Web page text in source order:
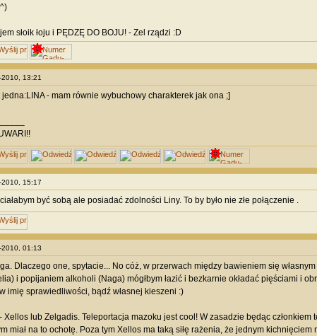
słoik łoju i PĘDZĘ DO BOJU! - Zel rządzi :D
2010, 13:21
- mam równie wybuchowy charakterek jak ona ;]
2010, 15:17
być sobą ale posiadać zdolności Liny. To by było nie złe połączenie .
2010, 01:13
Dlaczego one, spytacie... No cóż, w przerwach między bawieniem się
i popijaniem alkoholi (Naga) mógłbym łazić i bezkarnie okładać pięściami i
imię sprawiedliwości, bądź własnej kieszeni :)
Xellos lub Zelgadis. Teleportacja mazoku jest cool! W zasadzie będąc członkiem
miał na to ochotę. Poza tym Xellos ma taką siłę rażenia, że jednym